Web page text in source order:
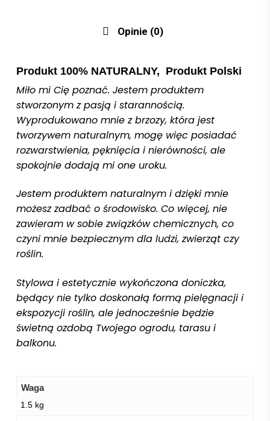
Opinie (0)
Produkt 100% NATURALNY, Produkt Polski
Miło mi Cię poznać. Jestem produktem
stworzonym z pasją i starannością.
Wyprodukowano mnie z brzozy, która jest
tworzywem naturalnym, mogę więc posiadać
rozwarstwienia, pęknięcia i nierówności, ale
spokojnie dodają mi one uroku.
Jestem produktem naturalnym i dzięki mnie
możesz zadbać o środowisko. Co więcej, nie
zawieram w sobie związków chemicznych, co
czyni mnie bezpiecznym dla ludzi, zwierząt czy
roślin.
Stylowa i estetycznie wykończona doniczka,
będący nie tylko doskonałą formą pielęgnacji i
ekspozycji roślin, ale jednocześnie będzie
świetną ozdobą Twojego ogrodu, tarasu i
balkonu.
Waga
1.5 kg